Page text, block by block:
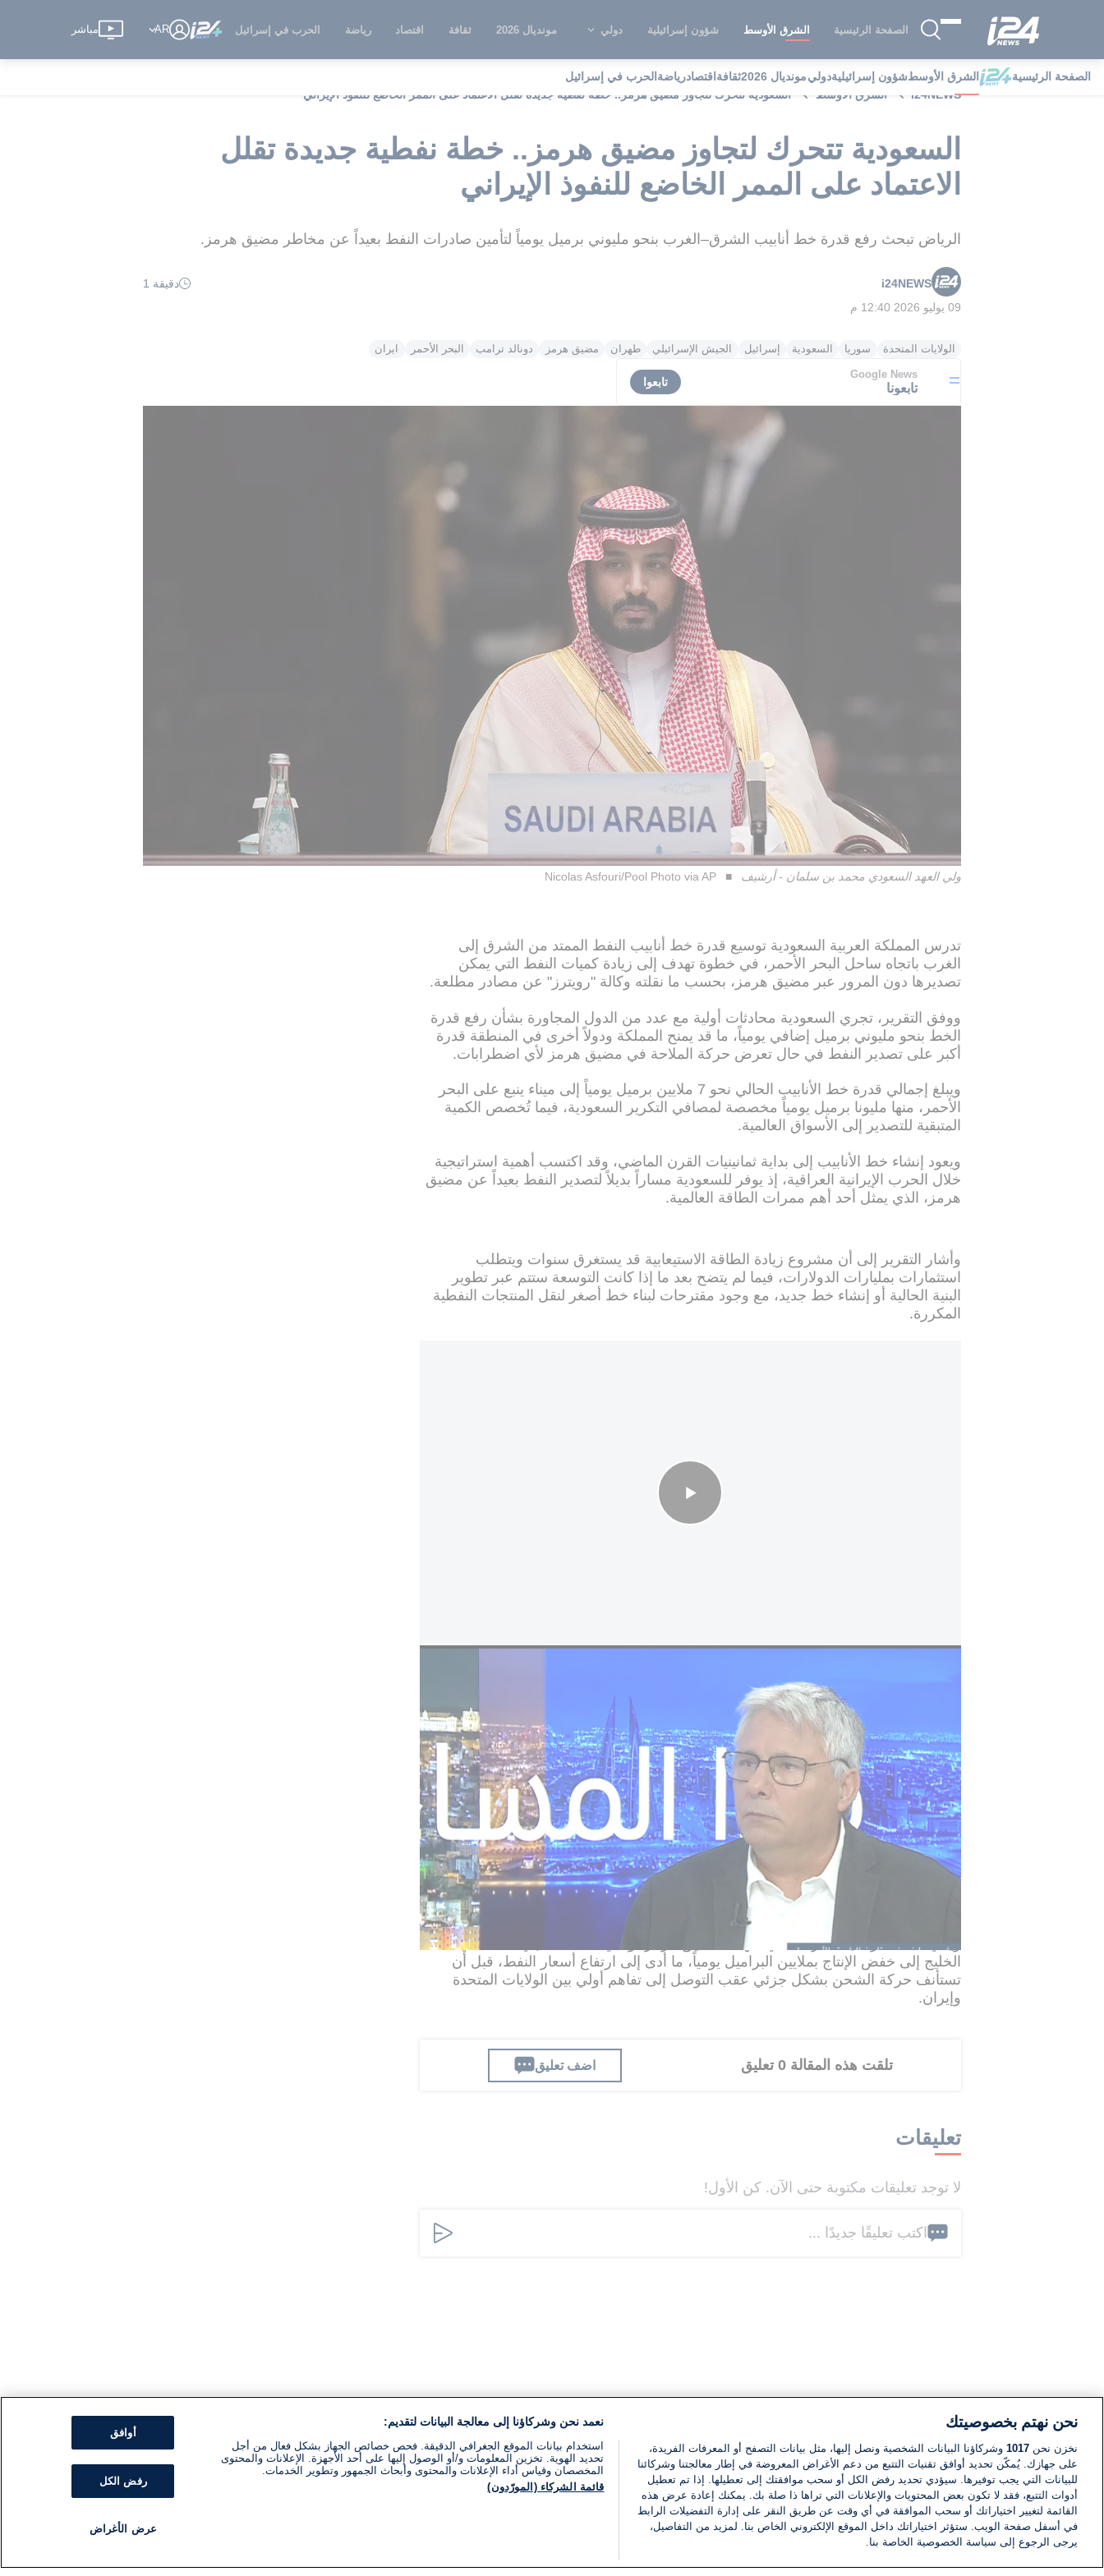
الصفحة الرئيسية الشرق الأوسط شؤون إسرائيلية دولي مونديال 2026 ثقافة اقتصاد رياضة الحرب في إسرائيل AR مباشر
الصفحة الرئيسية الشرق الأوسطشؤون إسرائيليةدوليمونديال 2026 ثقافة اقتصادرياضة الحرب في إسرائيل
i24NEWS
الشرق الأوسط السعودية تتحرك لتجاوز مضيق هرمز.. خطة نفطية جديدة تقلل الاعتماد على الممر الخاضع للنفوذ الإيراني
السعودية تتحرك لتجاوز مضيق هرمز.. خطة نفطية جديدة تقلل
الاعتماد على الممر الخاضع للنفوذ الإيراني
الرياض تبحث رفع قدرة خط أنابيب الشرق–الغرب بنحو مليوني برميل يومياً لتأمين صادرات النفط بعيداً عن مخاطر مضيق هرمز.
i24NEWS
دقيقة 1
09 يوليو 2026 12:40 م
الولايات المتحدة سوريا السعودية إسرائيل الجيش الإسرائيلي طهران مضيق هرمز دونالد ترامب البحر الأحمر ايران
Google News
تابعونا تابعوا
ولي العهد السعودي محمد بن سلمان - أرشيف Nicolas Asfouri/Pool Photo via AP
تدرس المملكة العربية السعودية توسيع قدرة خط أنابيب النفط الممتد من الشرق إلى
الغرب باتجاه ساحل البحر الأحمر، في خطوة تهدف إلى زيادة كميات النفط التي يمكن
تصديرها دون المرور عبر مضيق هرمز، بحسب ما نقلته وكالة "رويترز" عن مصادر مطلعة.
ووفق التقرير، تجري السعودية محادثات أولية مع عدد من الدول المجاورة بشأن رفع قدرة
الخط بنحو مليوني برميل إضافي يومياً، ما قد يمنح المملكة ودولاً أخرى في المنطقة قدرة
أكبر على تصدير النفط في حال تعرض حركة الملاحة في مضيق هرمز لأي اضطرابات.
ويبلغ إجمالي قدرة خط الأنابيب الحالي نحو 7 ملايين برميل يومياً إلى ميناء ينبع على البحر
الأحمر، منها مليونا برميل يومياً مخصصة لمصافي التكرير السعودية، فيما تُخصص الكمية
المتبقية للتصدير إلى الأسواق العالمية.
ويعود إنشاء خط الأنابيب إلى بداية ثمانينيات القرن الماضي، وقد اكتسب أهمية استراتيجية
خلال الحرب الإيرانية العراقية، إذ يوفر للسعودية مساراً بديلاً لتصدير النفط بعيداً عن مضيق
هرمز، الذي يمثل أحد أهم ممرات الطاقة العالمية.
وأشار التقرير إلى أن مشروع زيادة الطاقة الاستيعابية قد يستغرق سنوات ويتطلب
استثمارات بمليارات الدولارات، فيما لم يتضح بعد ما إذا كانت التوسعة ستتم عبر تطوير
البنية الحالية أو إنشاء خط جديد، مع وجود مقترحات لبناء خط أصغر لنقل المنتجات النفطية
المكررة.
وتأتي الخطوة في ظل محدودية البدائل المتاحة لبعض دول الخليج، حيث لا تملك الكويت
والبحرين وقطر حالياً مسارات تصدير رئيسية تتجاوز مضيق هرمز، فيما يعاني خط النفط
العراقي الواصل إلى تركيا من أعطال متكررة وتشغيل أقل من طاقته القصوى.
وتُعد الإمارات الدولة الخليجية الأخرى التي تمتلك قدرة مهمة على تجاوز مضيق هرمز، إذ
تعمل على تطوير خط أنابيب جديد باتجاه ميناء الفجيرة على بحر العرب، من شأنه مضاعفة
قدرات نقل النفط عند دخوله الخدمة.
وبحسب مصادر تحدثت لـ"رويترز"، فإن المنافسة المتزايدة بين السعودية والإمارات قد تمتد
إلى قطاع النفط، مع احتمال تحوّل التنافس بين البلدين إلى سباق لزيادة الإنتاج والتأثير في
أسواق الطاقة العالمية.
ويأتي هذا التحرك بعد الأزمة التي شهدها مضيق هرمز، والتي دفعت منتجي النفط في
الخليج إلى خفض الإنتاج بملايين البراميل يومياً، ما أدى إلى ارتفاع أسعار النفط، قبل أن
تستأنف حركة الشحن بشكل جزئي عقب التوصل إلى تفاهم أولي بين الولايات المتحدة
وإيران.
تلقت هذه المقالة 0 تعليق اضف تعليق
تعليقات
لا توجد تعليقات مكتوبة حتى الآن. كن الأول!
اكتب تعليقًا جديدًا ...
نحن نهتم بخصوصيتك
نخزن نحن 1017 وشركاؤنا البيانات الشخصية ونصل إليها، مثل بيانات التصفح أو المعرفات الفريدة،
على جهازك. يُمكّن تحديد أوافق تقنيات التتبع من دعم الأغراض المعروضة في إطار معالجتنا وشركائنا
للبيانات التي يجب توفيرها. سيؤدي تحديد رفض الكل أو سحب موافقتك إلى تعطيلها. إذا تم تعطيل
أدوات التتبع، فقد لا تكون بعض المحتويات والإعلانات التي تراها ذا صلة بك. يمكنك إعادة عرض هذه
القائمة لتغيير اختياراتك أو سحب الموافقة في أي وقت عن طريق النقر على إدارة التفضيلات الرابط
في أسفل صفحة الويب. ستؤثر اختياراتك داخل الموقع الإلكتروني الخاص بنا. لمزيد من التفاصيل،
يرجى الرجوع إلى سياسة الخصوصية الخاصة بنا.
نعمد نحن وشركاؤنا إلى معالجة البيانات لتقديم:
استخدام بيانات الموقع الجغرافي الدقيقة. فحص خصائص الجهاز بشكل فعال من أجل
تحديد الهوية. تخزين المعلومات و/أو الوصول إليها على أحد الأجهزة. الإعلانات والمحتوى
المخصصان وقياس أداء الإعلانات والمحتوى وأبحاث الجمهور وتطوير الخدمات.
قائمة الشركاء (المورّدون)
أوافق
رفض الكل
عرض الأغراض